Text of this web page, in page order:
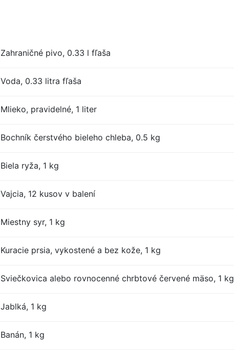
Zahraničné pivo, 0.33 l fľaša
Voda, 0.33 litra fľaša
Mlieko, pravidelné, 1 liter
Bochník čerstvého bieleho chleba, 0.5 kg
Biela ryža, 1 kg
Vajcia, 12 kusov v balení
Miestny syr, 1 kg
Kuracie prsia, vykostené a bez kože, 1 kg
Sviečkovica alebo rovnocenné chrbtové červené mäso, 1 kg
Jablká, 1 kg
Banán, 1 kg